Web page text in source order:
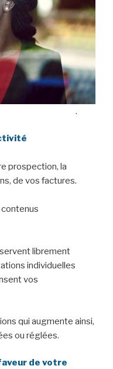
.
prospection, la
de vos factures.
librement
individuelles
vos
qui augmente ainsi,
ou réglées.
de votre